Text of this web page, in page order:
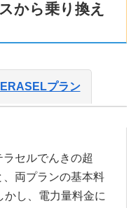
から乗り換え
プラン
セルでんきの超
両プランの基本料
し、電力量料金に